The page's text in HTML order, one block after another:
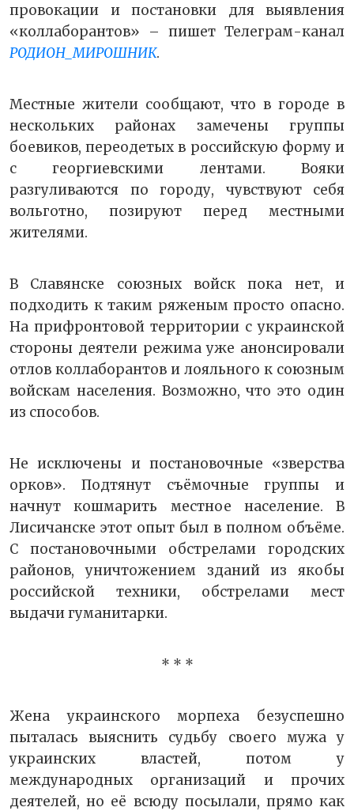
провокации и постановки для выявления
«коллаборантов» – пишет Телеграм-канал
РОДИОН_МИРОШНИК.
Местные жители сообщают, что в городе в
нескольких районах замечены группы
боевиков, переодетых в российскую форму и
с георгиевскими лентами. Вояки
разгуливаются по городу, чувствуют себя
вольготно, позируют перед местными
жителями.
В Славянске союзных войск пока нет, и
подходить к таким ряженым просто опасно.
На прифронтовой территории с украинской
стороны деятели режима уже анонсировали
отлов коллаборантов и лояльного к союзным
войскам населения. Возможно, что это один
из способов.
Не исключены и постановочные «зверства
орков». Подтянут съёмочные группы и
начнут кошмарить местное население. В
Лисичанске этот опыт был в полном объёме.
С постановочными обстрелами городских
районов, уничтожением зданий из якобы
российской техники, обстрелами мест
выдачи гуманитарки.
* * *
Жена украинского морпеха безуспешно
пыталась выяснить судьбу своего мужа у
украинских властей, потом у
международных организаций и прочих
деятелей, но её всюду посылали, прямо как